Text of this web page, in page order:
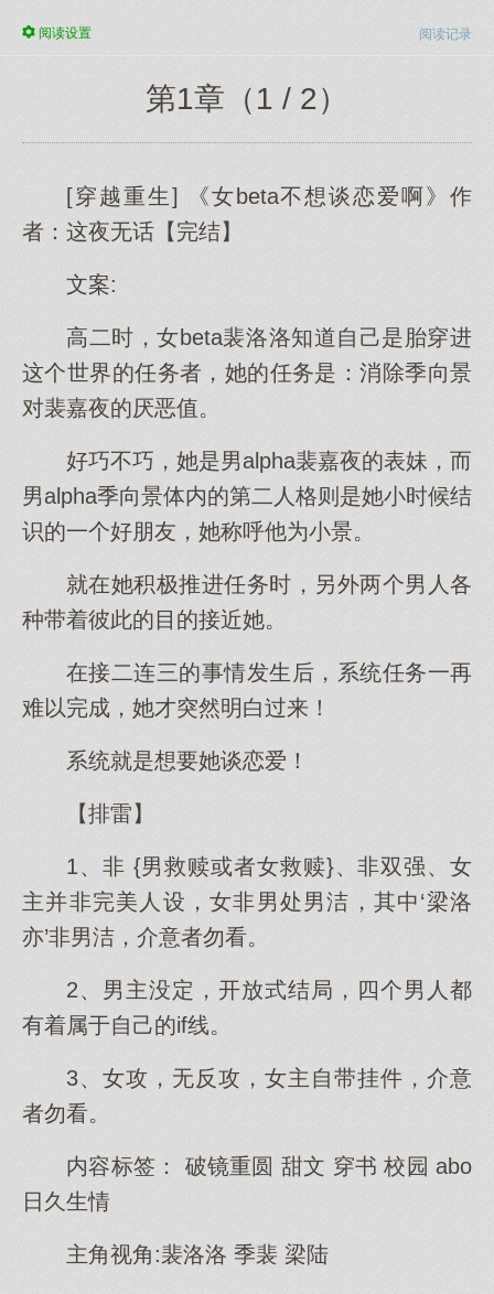
阅读记录
阅读设置
第1章（1 / 2）
[穿越重生] 《女beta不想谈恋爱啊》作
者：这夜无话【完结】
文案:
高二时，女beta裴洛洛知道自己是胎穿进
这个世界的任务者，她的任务是：消除季向景
对裴嘉夜的厌恶值。
好巧不巧，她是男alpha裴嘉夜的表妹，而
男alpha季向景体内的第二人格则是她小时候结
识的一个好朋友，她称呼他为小景。
就在她积极推进任务时，另外两个男人各
种带着彼此的目的接近她。
在接二连三的事情发生后，系统任务一再
难以完成，她才突然明白过来！
系统就是想要她谈恋爱！
【排雷】
1、非 {男救赎或者女救赎}、非双强、女
主并非完美人设，女非男处男洁，其中‘梁洛
亦’非男洁，介意者勿看。
2、男主没定，开放式结局，四个男人都
有着属于自己的if线。
3、女攻，无反攻，女主自带挂件，介意
者勿看。
内容标签： 破镜重圆 甜文 穿书 校园 abo
日久生情
主角视角:裴洛洛 季裴 梁陆